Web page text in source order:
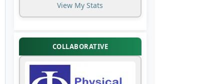
View My Stats
COLLABORATIVE